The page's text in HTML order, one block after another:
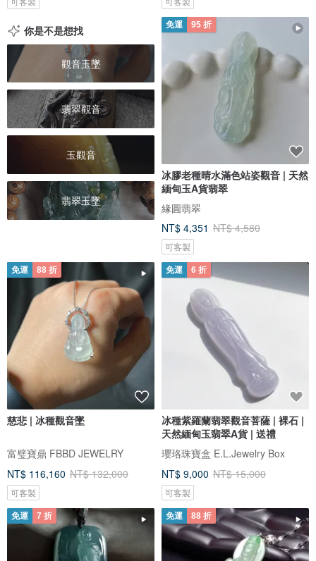
你是不是想找
觀音玉墜
翡翠觀音
玉觀音
翡翠玉墜
免運 95 折
冰膠老種晴水滿色站姿觀音 | 天然
緬甸玉A貨翡翠
緣圓翡翠
NT$ 4,351 NT$ 4,580
可客製
免運 88 折
慈悲 | 冰種觀音墜
富璧寶鼎 FBBD JEWELRY
NT$ 116,160 NT$ 132,000
可客製
免運 6 折
冰種紫羅蘭翡翠觀音菩薩 | 裸石 |
天然緬甸玉翡翠A貨 | 送禮
瓔珞珠寶盒 E.L.Jewelry Box
NT$ 9,000 NT$ 15,000
可客製
免運 7 折 免運 88 折